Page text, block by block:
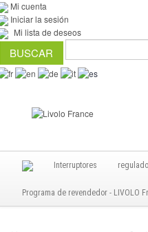
Mi cuenta
Iniciar la sesión
Mi lista de deseos
Interruptores
Programa de revendedor - LIVOLO